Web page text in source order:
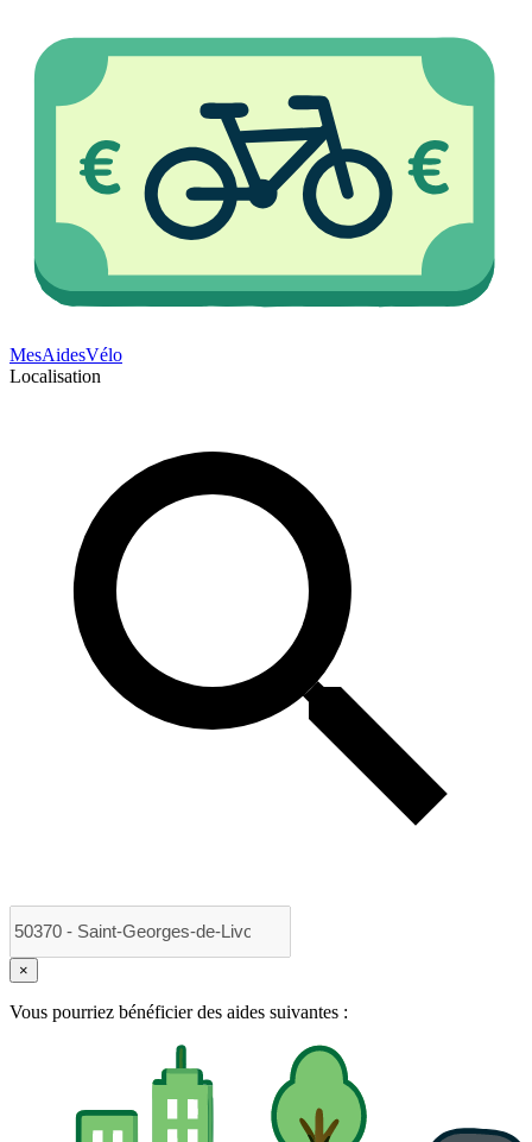
MesAidesVélo
Localisation
×
Vous pourriez bénéficier des aides suivantes :